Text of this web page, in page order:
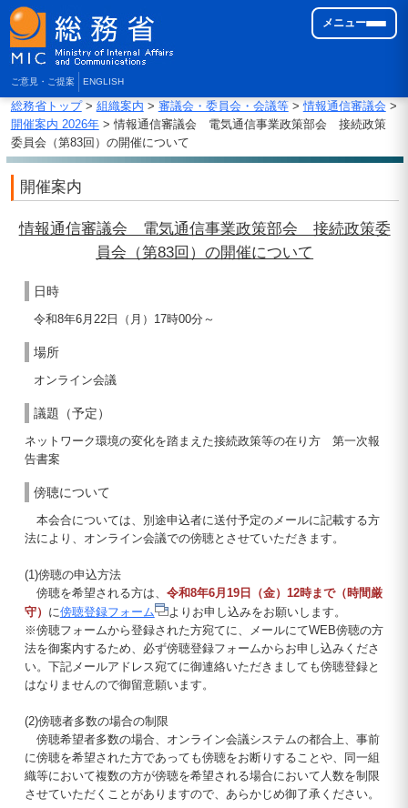
ご意見・ご提案 ENGLISH
メニュー
総務省トップ> 組織案内 > 審議会・委員会・会議等>情報通信審議会 >
開催案内 2026年> 情報通信審議会 電気通信事業政策部会 接続政策
委員会（第83回）の開催について
開催案内
情報通信審議会 電気通信事業政策部会 接続政策委
員会（第83回）の開催について
日時
令和8年6月22日（月）17時00分～
場所
オンライン会議
議題（予定）
ネットワーク環境の変化を踏まえた接続政策等の在り方 第一次報
告書案
傍聴について
本会合については、別途申込者に送付予定のメールに記載する方
法により、オンライン会議での傍聴とさせていただきます。
(1)傍聴の申込方法
傍聴を希望される方は、 令和8年6月19日（金）12時まで（時間厳
守） に傍聴登録フォーム
よりお申し込みをお願いします。
※傍聴フォームから登録された方宛てに、メールにてWEB傍聴の方
法を御案内するため、必ず傍聴登録フォームからお申し込みくださ
い。下記メールアドレス宛てに御連絡いただきましても傍聴登録と
はなりませんので御留意願います。
(2)傍聴者多数の場合の制限
傍聴希望者多数の場合、オンライン会議システムの都合上、事前
に傍聴を希望された方であっても傍聴をお断りすることや、同一組
織等において複数の方が傍聴を希望される場合において人数を制限
させていただくことがありますので、あらかじめ御了承ください。